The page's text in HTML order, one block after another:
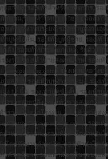
ชีพ, รองเท้าสำหรับเกษตรกร, รอง
งาน,รองเท้าบูทยางขายส่ง, รองเท้
เท้าบูทงานประมง, รองเท้าบูทงานอุ
าบูทข้อสั้น, รองเท้าบูทผู้ชาย, รองเท้
ลัง, รองเท้าขายส่งยกโหล, รับตัวแท
งาน, รองเท้าขายส่งคุณภาพ, รองเท้
,รองเท้าบูทยาง
สร้าง, รองเท้าบูทงานประมง, รองเ
ง 12 นิ้ว, รองเท้าบูทข้อสั้น, รองเท้า
าขายส่งยกลัง, รองเท้าขายส่งยกโห
ราคาส่งจากโรงงาน, รองเท้าขาย
www.paotung.com) , รอง
ำหรับโรงงาน, รองเท้าหัวโตสำหรับ
โตพนักงานฝ่ายผลิต, รองเท้าหัวโตท
าคัชชูสีขาว, รองเท้าคัชชูสีขาวขาย